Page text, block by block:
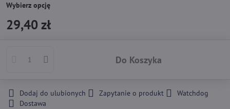
Wybierz opcję
29,40 zł
Do Koszyka
Dodaj do ulubionych Zapytanie o produkt
Watchdog
Dostawa